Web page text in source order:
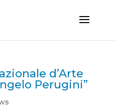
d’Arte
Perugini”